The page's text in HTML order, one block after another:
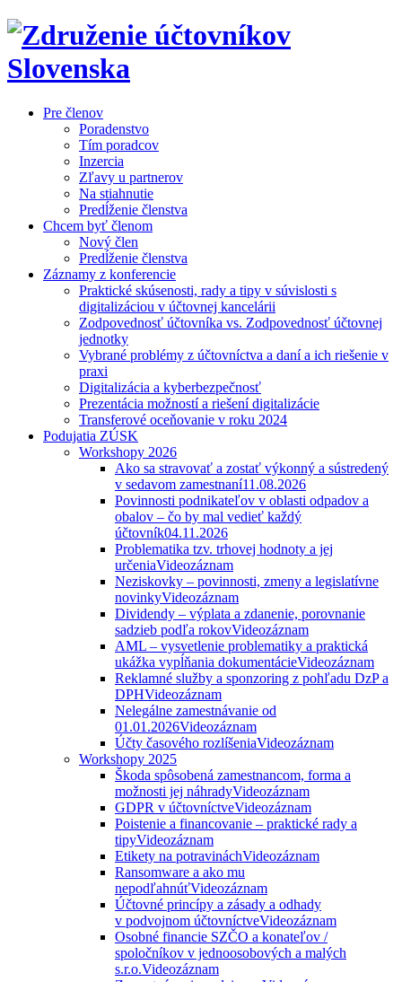
Pre členov
Poradenstvo
Tím poradcov
Inzercia
Zľavy u partnerov
Na stiahnutie
Predĺženie členstva
Chcem byť členom
Nový člen
Predĺženie členstva
Záznamy z konferencie
Praktické skúsenosti, rady a tipy v súvislosti s
digitalizáciou v účtovnej kancelárii
Zodpovednosť účtovníka vs. Zodpovednosť účtovnej
jednotky
Vybrané problémy z účtovníctva a daní a ich riešenie v
praxi
Digitalizácia a kyberbezpečnosť
Prezentácia možností a riešení digitalizácie
Transferové oceňovanie v roku 2024
Podujatia ZÚSK
Workshopy 2026
Ako sa stravovať a zostať výkonný a sústredený
v sedavom zamestnaní11.08.2026
Povinnosti podnikateľov v oblasti odpadov a
obalov – čo by mal vedieť každý
účtovník04.11.2026
Problematika tzv. trhovej hodnoty a jej
určeniaVideozáznam
Neziskovky – povinnosti, zmeny a legislatívne
novinkyVideozáznam
Dividendy – výplata a zdanenie, porovnanie
sadzieb podľa rokovVideozáznam
AML – vysvetlenie problematiky a praktická
ukážka vypĺňania dokumentácieVideozáznam
Reklamné služby a sponzoring z pohľadu DzP a
DPHVideozáznam
Nelegálne zamestnávanie od
01.01.2026Videozáznam
Účty časového rozlíšeniaVideozáznam
Workshopy 2025
Škoda spôsobená zamestnancom, forma a
možnosti jej náhradyVideozáznam
GDPR v účtovníctveVideozáznam
Poistenie a financovanie – praktické rady a
tipyVideozáznam
Etikety na potravináchVideozáznam
Ransomware a ako mu
nepodľahnúťVideozáznam
Účtovné princípy a zásady a odhady
v podvojnom účtovníctveVideozáznam
Osobné financie SZČO a konateľov /
spoločníkov v jednoosobových a malých
s.r.o.Videozáznam